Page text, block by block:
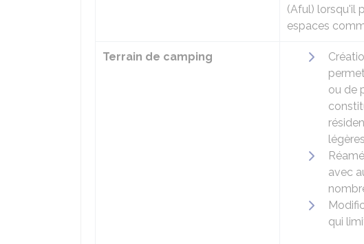
(Aful) lorsqu'il
espaces
Terrain de camping
ou de
avec
qui